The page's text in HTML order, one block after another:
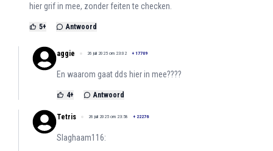
hier grif in mee, zonder feiten te checken.
5+ Antwoord
aggie 26 juli 2025 om 23:02 + 17709
En waarom gaat dds hier in mee????
4+ Antwoord
Tetris 26 juli 2025 om 23:58 + 22276
Slaghaam116: